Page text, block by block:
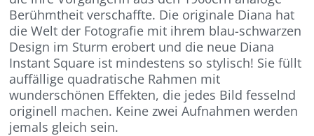
Berühmtheit verschaffte. Die originale Diana hat
die Welt der Fotografie mit ihrem blau-schwarzen
Design im Sturm erobert und die neue Diana
Instant Square ist mindestens so stylisch! Sie füllt
auffällige quadratische Rahmen mit
wunderschönen Effekten, die jedes Bild fesselnd
originell machen. Keine zwei Aufnahmen werden
jemals gleich sein.